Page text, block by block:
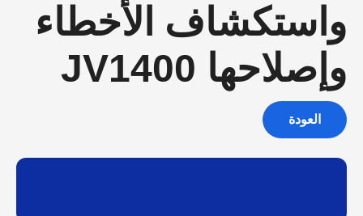
واستكشاف الأخطاء
وإصلاحها JV1400
العودة